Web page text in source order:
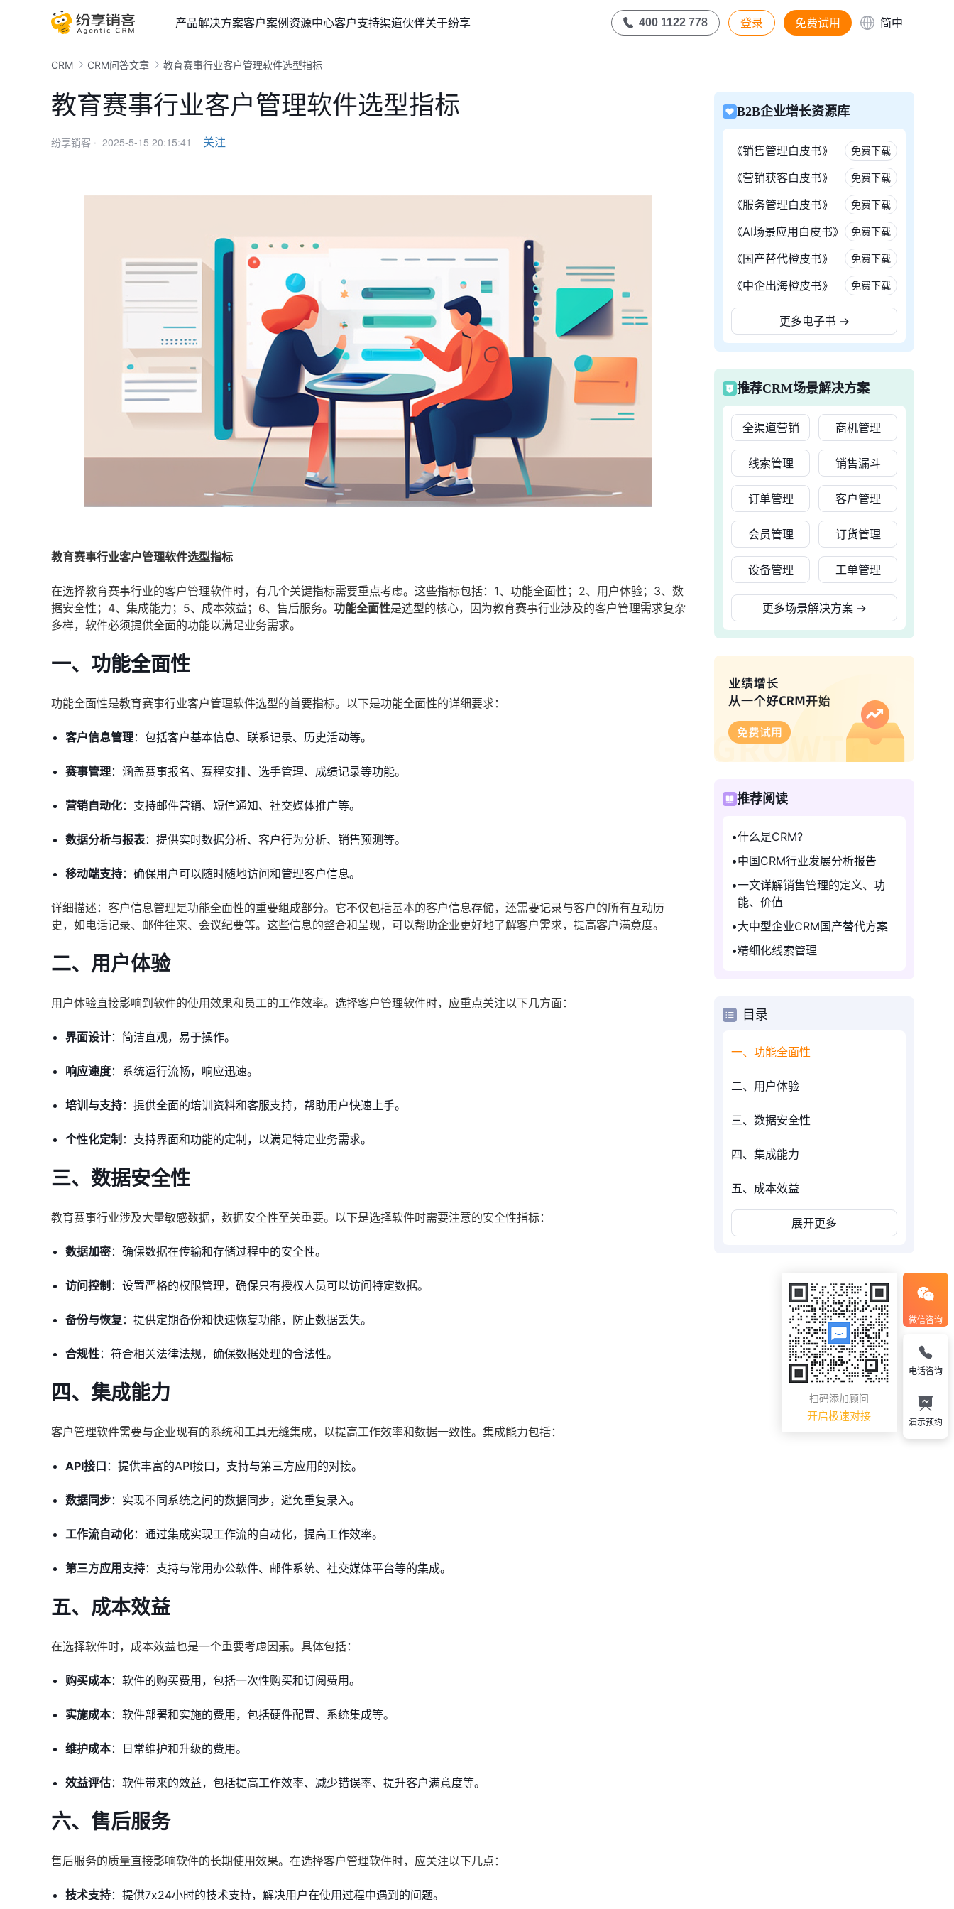
产品解决方案客户案例资源中心客户支持渠道伙伴关于纷享 400 1122 778 登录 免费试用 简中
CRM CRM问答文章 教育赛事行业客户管理软件选型指标
教育赛事行业客户管理软件选型指标
纷享销客 · 2025-5-15 20:15:41 关注
教育赛事行业客户管理软件选型指标
在选择教育赛事行业的客户管理软件时，有几个关键指标需要重点考虑。这些指标包括：1、功能全面性；2、用户体验；3、数
据安全性；4、集成能力；5、成本效益；6、售后服务。 功能全面性是选型的核心，因为教育赛事行业涉及的客户管理需求复杂
多样，软件必须提供全面的功能以满足业务需求。
一、功能全面性
功能全面性是教育赛事行业客户管理软件选型的首要指标。以下是功能全面性的详细要求：
客户信息管理：包括客户基本信息、联系记录、历史活动等。
赛事管理：涵盖赛事报名、赛程安排、选手管理、成绩记录等功能。
营销自动化：支持邮件营销、短信通知、社交媒体推广等。
数据分析与报表：提供实时数据分析、客户行为分析、销售预测等。
移动端支持：确保用户可以随时随地访问和管理客户信息。
详细描述：客户信息管理是功能全面性的重要组成部分。它不仅包括基本的客户信息存储，还需要记录与客户的所有互动历
史，如电话记录、邮件往来、会议纪要等。这些信息的整合和呈现，可以帮助企业更好地了解客户需求，提高客户满意度。
二、用户体验
用户体验直接影响到软件的使用效果和员工的工作效率。选择客户管理软件时，应重点关注以下几方面：
界面设计：简洁直观，易于操作。
响应速度：系统运行流畅，响应迅速。
培训与支持：提供全面的培训资料和客服支持，帮助用户快速上手。
个性化定制 ：支持界面和功能的定制，以满足特定业务需求。
三、数据安全性
教育赛事行业涉及大量敏感数据，数据安全性至关重要。以下是选择软件时需要注意的安全性指标：
数据加密：确保数据在传输和存储过程中的安全性。
访问控制 ：设置严格的权限管理，确保只有授权人员可以访问特定数据。
备份与恢复 ：提供定期备份和快速恢复功能，防止数据丢失。
合规性：符合相关法律法规，确保数据处理的合法性。
四、集成能力
客户管理软件需要与企业现有的系统和工具无缝集成，以提高工作效率和数据一致性。集成能力包括：
API接口 ：提供丰富的API接口，支持与第三方应用的对接。
数据同步：实现不同系统之间的数据同步，避免重复录入。
工作流自动化：通过集成实现工作流的自动化，提高工作效率。
第三方应用支持：支持与常用办公软件、邮件系统、社交媒体平台等的集成。
五、成本效益
在选择软件时，成本效益也是一个重要考虑因素。具体包括：
购买成本：软件的购买费用，包括一次性购买和订阅费用。
实施成本：软件部署和实施的费用，包括硬件配置、系统集成等。
维护成本：日常维护和升级的费用。
效益评估：软件带来的效益，包括提高工作效率、减少错误率、提升客户满意度等。
六、售后服务
售后服务的质量直接影响软件的长期使用效果。在选择客户管理软件时，应关注以下几点：
技术支持：提供7x24小时的技术支持，解决用户在使用过程中遇到的问题。
B2B企业增长资源库
《销售管理白皮书》 免费下载
《营销获客白皮书》 免费下载
《服务管理白皮书》 免费下载
《AI场景应用白皮书》 免费下载
《国产替代橙皮书》 免费下载
《中企出海橙皮书》 免费下载
更多电子书 →
推荐CRM场景解决方案
全渠道营销 商机管理
线索管理 销售漏斗
订单管理 客户管理
会员管理 订货管理
设备管理 工单管理
更多场景解决方案 →
推荐阅读
什么是CRM?
中国CRM行业发展分析报告
一文详解销售管理的定义、功
能、价值
大中型企业CRM国产替代方案
精细化线索管理
目录
一、功能全面性
二、用户体验
三、数据安全性
四、集成能力
五、成本效益
展开更多
微信咨询
扫码添加顾问
开启极速对接
电话咨询
演示预约